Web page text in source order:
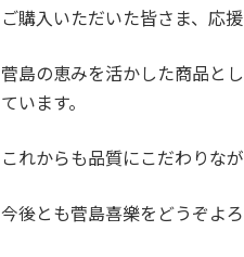
ご購入いただいた皆さま、応
菅島の恵みを活かした商品と
ています。
これからも品質にこだわりな
今後とも菅島喜樂をどうぞよ